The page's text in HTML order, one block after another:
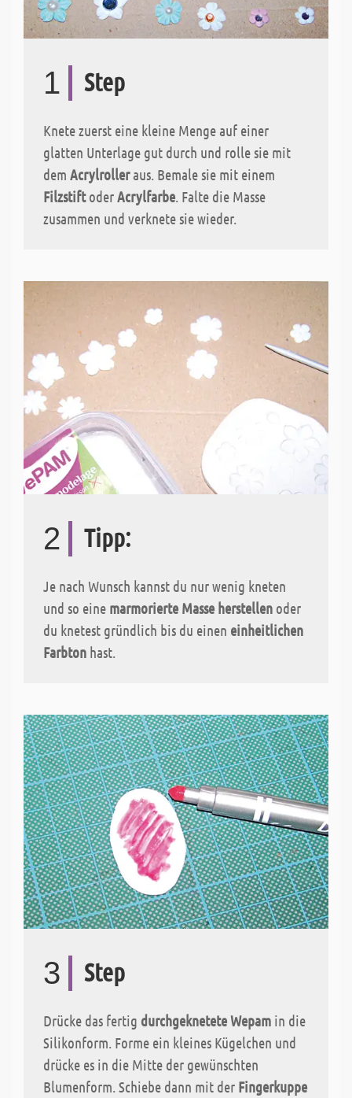
1 Step
Knete zuerst eine kleine Menge auf einer
glatten Unterlage gut durch und rolle sie mit
dem Acrylrolleraus. Bemale sie mit einem
FilzstiftoderAcrylfarbe. Falte die Masse
zusammen und verknete sie wieder.
2 Tipp:
Je nach Wunsch kannst du nur wenig kneten
und so eine marmorierte Masse herstellen oder
du knetest gründlich bis du einen einheitlichen
Farbton hast.
3 Step
Drücke das fertig durchgeknetete Wepam in die
Silikonform. Forme ein kleines Kügelchen und
drücke es in die Mitte der gewünschten
Blumenform. Schiebe dann mit der Fingerkuppe